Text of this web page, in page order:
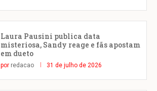
Laura Pausini publica data
misteriosa, Sandy reage e fãs apostam
em dueto
por redacao 31 de julho de 2026